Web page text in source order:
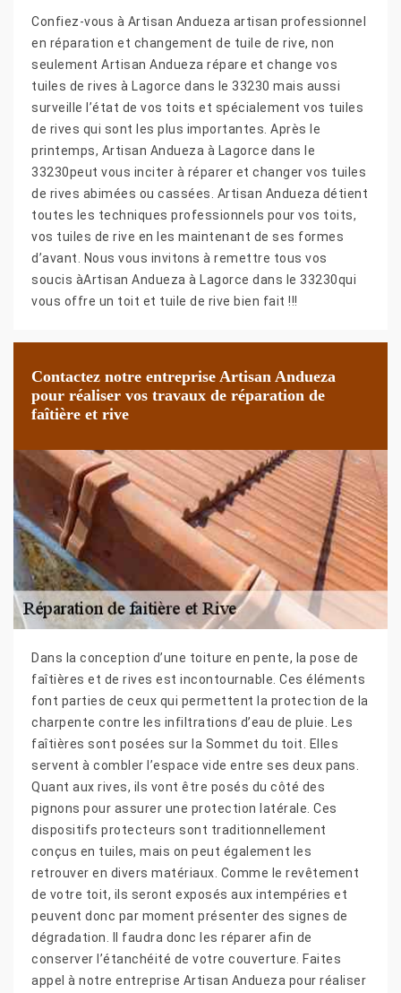
Confiez-vous à Artisan Andueza artisan professionnel
en réparation et changement de tuile de rive, non
seulement Artisan Andueza répare et change vos
tuiles de rives à Lagorce dans le 33230 mais aussi
surveille l’état de vos toits et spécialement vos tuiles
de rives qui sont les plus importantes. Après le
printemps, Artisan Andueza à Lagorce dans le
33230peut vous inciter à réparer et changer vos tuiles
de rives abimées ou cassées. Artisan Andueza détient
toutes les techniques professionnels pour vos toits,
vos tuiles de rive en les maintenant de ses formes
d’avant. Nous vous invitons à remettre tous vos
soucis àArtisan Andueza à Lagorce dans le 33230qui
vous offre un toit et tuile de rive bien fait !!!
Contactez notre entreprise Artisan Andueza
pour réaliser vos travaux de réparation de
faîtière et rive
Dans la conception d’une toiture en pente, la pose de
faîtières et de rives est incontournable. Ces éléments
font parties de ceux qui permettent la protection de la
charpente contre les infiltrations d’eau de pluie. Les
faîtières sont posées sur la Sommet du toit. Elles
servent à combler l’espace vide entre ses deux pans.
Quant aux rives, ils vont être posés du côté des
pignons pour assurer une protection latérale. Ces
dispositifs protecteurs sont traditionnellement
conçus en tuiles, mais on peut également les
retrouver en divers matériaux. Comme le revêtement
de votre toit, ils seront exposés aux intempéries et
peuvent donc par moment présenter des signes de
dégradation. Il faudra donc les réparer afin de
conserver l’étanchéité de votre couverture. Faites
appel à notre entreprise Artisan Andueza pour réaliser